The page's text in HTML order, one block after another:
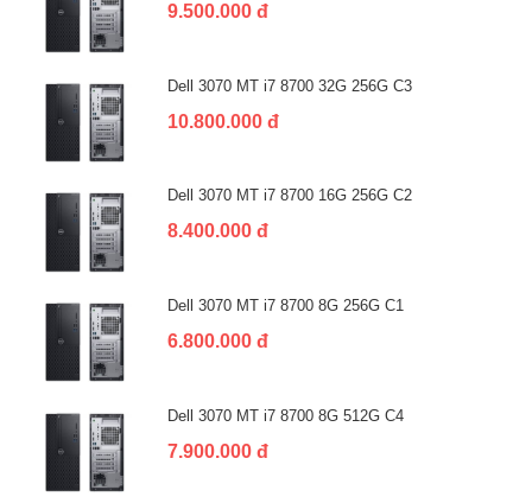
9.500.000 đ
Dell 3070 MT i7 8700 32G 256G C3
10.800.000 đ
Dell 3070 MT i7 8700 16G 256G C2
8.400.000 đ
Dell 3070 MT i7 8700 8G 256G C1
6.800.000 đ
Dell 3070 MT i7 8700 8G 512G C4
7.900.000 đ